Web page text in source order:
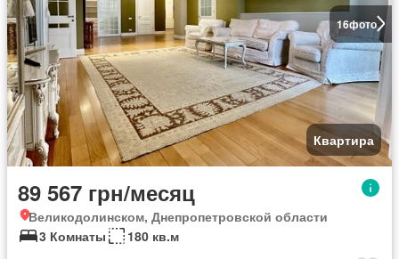
16фото
Квартира
89 567 грн/месяц
Великодолинском, Днепропетровской области
3 Комнаты
180 кв.м